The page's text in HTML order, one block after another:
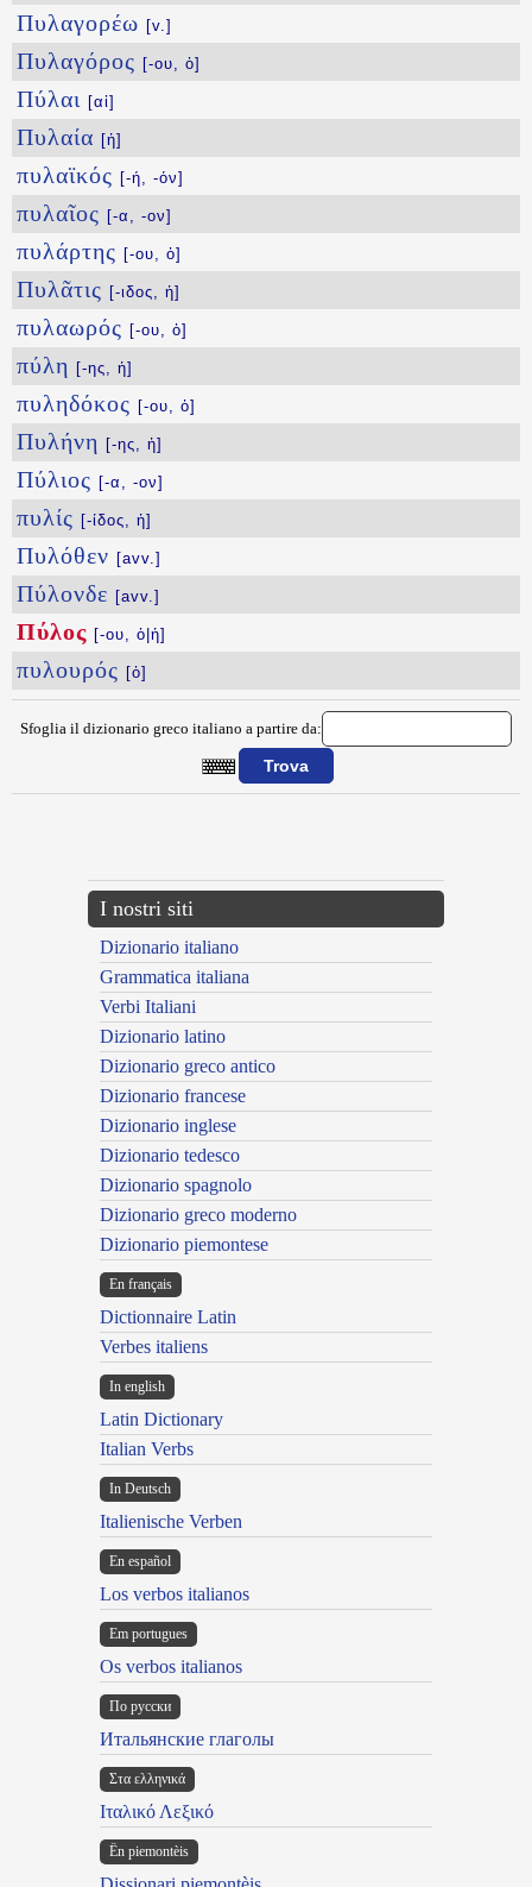
Πυλαγορέω [v.]
Πυλαγόρος [-ου, ὁ]
Πύλαι [αἱ]
Πυλαία [ἡ]
πυλαϊκός [-ή, -όν]
πυλαῖος [-α, -ον]
πυλάρτης [-ου, ὁ]
Πυλᾶτις [-ιδος, ἡ]
πυλαωρός [-ου, ὁ]
πύλη [-ης, ἡ]
πυληδόκος [-ου, ὁ]
Πυλήνη [-ης, ἡ]
Πύλιος [-α, -ον]
πυλίς [-ίδος, ἡ]
Πυλόθεν [avv.]
Πύλονδε [avv.]
Πύλος [-ου, ὁ|ἡ]
πυλουρός [ὁ]
Sfoglia il dizionario greco italiano a partire da:
I nostri siti
Dizionario italiano
Grammatica italiana
Verbi Italiani
Dizionario latino
Dizionario greco antico
Dizionario francese
Dizionario inglese
Dizionario tedesco
Dizionario spagnolo
Dizionario greco moderno
Dizionario piemontese
En français
Dictionnaire Latin
Verbes italiens
In english
Latin Dictionary
Italian Verbs
In Deutsch
Italienische Verben
En español
Los verbos italianos
Em portugues
Os verbos italianos
По русски
Итальянские глаголы
Στα ελληνικά
Ιταλικό Λεξικό
Ën piemontèis